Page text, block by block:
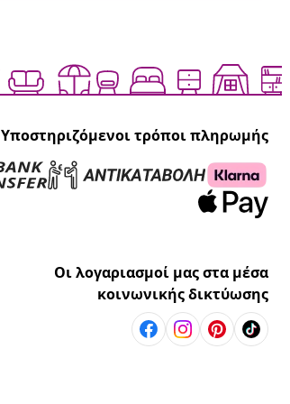
Υποστηριζόμενοι τρόποι πληρωμής
Οι λογαριασμοί μας στα μέσα
κοινωνικής δικτύωσης